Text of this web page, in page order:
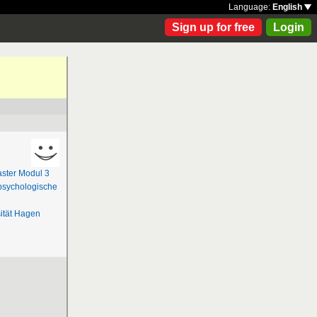
Language: English
Sign up for free Login
Modul 3
Hagen